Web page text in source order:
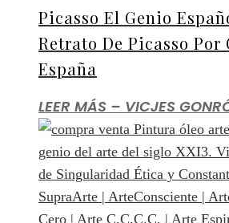
Picasso El Genio
Retrato De Picasso Por
España
LEER MÁS – VICJES